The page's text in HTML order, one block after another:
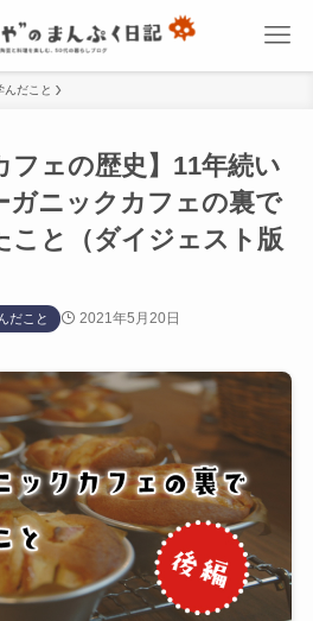
んだこと
フェの歴史】11年続い
ガニックカフェの裏で
こと（ダイジェスト版
だこと 2021年5月20日